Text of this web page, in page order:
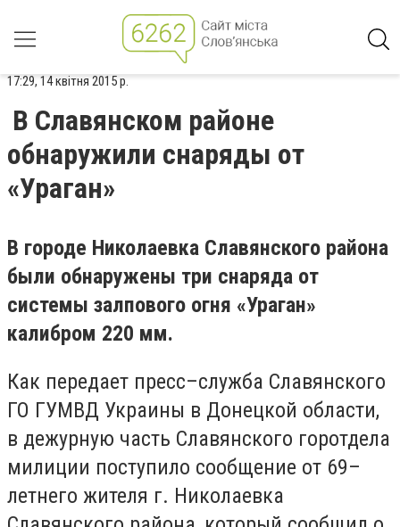
17:29, 14 квітня 2015 р.
В Славянском районе
обнаружили снаряды от
«Ураган»
В городе Николаевка Славянского района
были обнаружены три снаряда от
системы залпового огня «Ураган»
калибром 220 мм.
Как передает пресс–служба Славянского
ГО ГУМВД Украины в Донецкой области,
в дежурную часть Славянского горотдела
милиции поступило сообщение от 69–
летнего жителя г. Николаевка